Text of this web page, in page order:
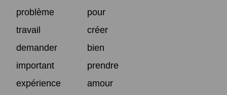
problème
pour
travail
créer
demander
bien
important
prendre
expérience
amour